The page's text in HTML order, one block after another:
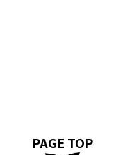
PAGE TOP